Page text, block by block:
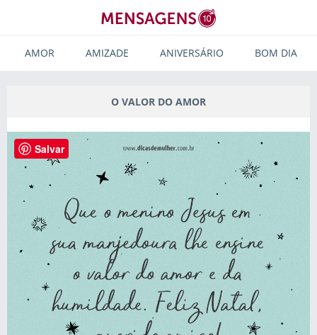
AMOR AMIZADE ANIVERSÁRIO BOM DIA
O VALOR DO AMOR
Salvar